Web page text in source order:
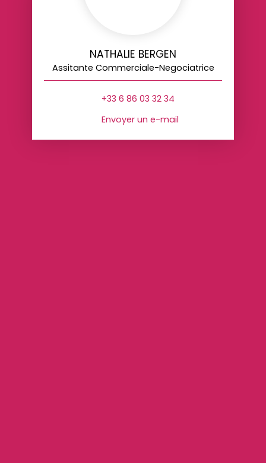
NATHALIE BERGEN
Assitante Commerciale-Negociatrice
+33 6 86 03 32 34
Envoyer un e-mail